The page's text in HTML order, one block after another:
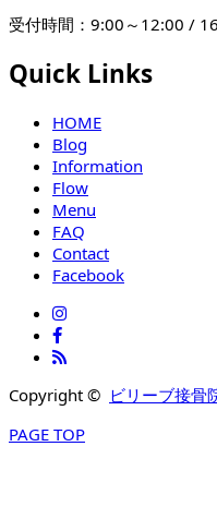
受付時間：9:00～12:00 /
Quick Links
HOME
Blog
Information
Flow
Menu
FAQ
Contact
Facebook
Copyright © ビリーブ接骨
PAGE TOP